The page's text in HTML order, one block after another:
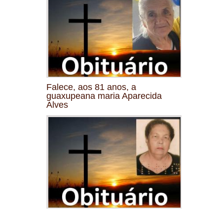
Falece, aos 81 anos, a
guaxupeana maria Aparecida
Alves